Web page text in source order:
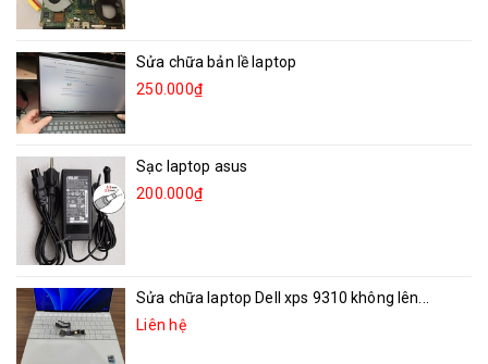
Sửa chữa bản lề laptop
250.000₫
Sạc laptop asus
200.000₫
Sửa chữa laptop Dell xps 9310 không lên...
Liên hệ